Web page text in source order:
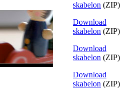
skabelon (ZIP)
Download
skabelon (ZIP)
Download
skabelon (ZIP)
Download
skabelon (ZIP)